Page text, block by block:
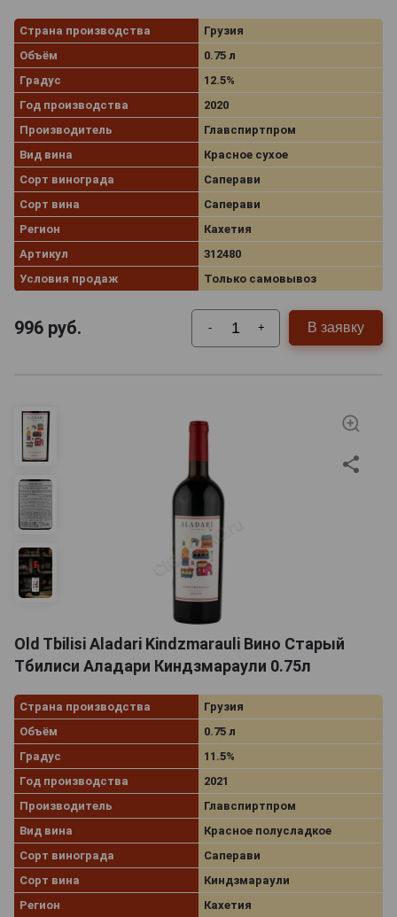
Страна производства
Грузия
Объём
0.75 л
Градус
12.5%
Год производства
2020
Производитель
Главспиртпром
Вид вина
Красное сухое
Сорт винограда
Саперави
Сорт вина
Саперави
Регион
Кахетия
Артикул
312480
Условия продаж
Только самовывоз
996 руб. - + В заявку
Old Tbilisi Aladari Kindzmarauli Вино Старый
Тбилиси Аладари Киндзмараули 0.75л
Страна производства
Грузия
Объём
0.75 л
Градус
11.5%
Год производства
2021
Производитель
Главспиртпром
Вид вина
Красное полусладкое
Сорт винограда
Саперави
Сорт вина
Киндзмараули
Регион
Кахетия